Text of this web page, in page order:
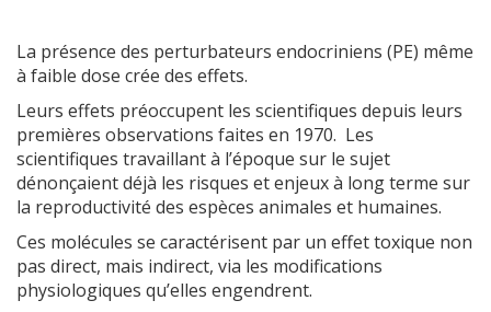
La présence des perturbateurs endocriniens (PE) même
à faible dose crée des effets.
Leurs effets préoccupent les scientifiques depuis leurs
premières observations faites en 1970. Les
scientifiques travaillant à l’époque sur le sujet
dénonçaient déjà les risques et enjeux à long terme sur
la reproductivité des espèces animales et humaines.
Ces molécules se caractérisent par un effet toxique non
pas direct, mais indirect, via les modifications
physiologiques qu’elles engendrent.